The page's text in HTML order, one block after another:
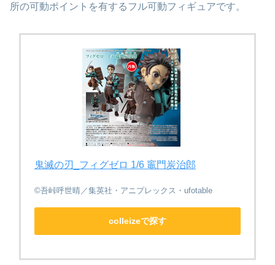
所の可動ポイントを有するフル可動フィギュアです。
鬼滅の刃_フィグゼロ 1/6 竈門炭治郎
©吾峠呼世晴／集英社・アニプレックス・ufotable
colleizeで探す